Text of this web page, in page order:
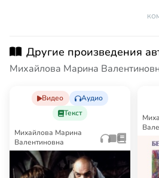
Другие произведения
Михайлова Марина
Видео
Аудио
Текст
Михайлова Марина
Валентиновна